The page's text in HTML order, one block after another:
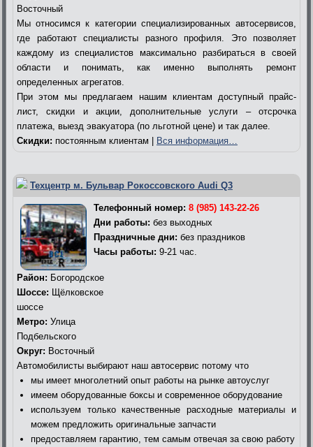
Восточный
Мы относимся к категории специализированных автосервисов,
где работают специалисты разного профиля. Это позволяет
каждому из специалистов максимально разбираться в своей
области и понимать, как именно выполнять ремонт
определенных агрегатов.
При этом мы предлагаем нашим клиентам доступный прайс-
лист, скидки и акции, дополнительные услуги – отсрочка
платежа, выезд эвакуатора (по льготной цене) и так далее.
Скидки: постоянным клиентам | Вся информация…
Техцентр м. Бульвар Рокоссовского Audi Q3
Телефонный номер: 8 (985) 143-22-26
Дни работы: без выходных
Праздничные дни: без праздников
Часы работы: 9-21 час.
Район: Богородское
Шоссе: Щёлковское
шоссе
Метро: Улица
Подбельского
Округ: Восточный
Автомобилисты выбирают наш автосервис потому что
мы имеет многолетний опыт работы на рынке автоуслуг
имеем оборудованные боксы и современное оборудование
используем только качественные расходные материалы и
можем предложить оригинальные запчасти
предоставляем гарантию, тем самым отвечая за свою работу